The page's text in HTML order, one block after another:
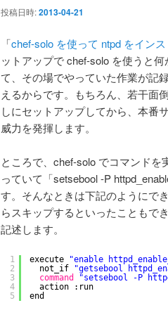
投稿日時:2013-04-21
「chef-solo を使って ntpd をイン
ットアップで chef-solo を使うと
て、その場でやっていた作業が記
えるからです。もちろん、若干面
しにセットアップしてから、本番
威力を発揮します。
ところで、chef-solo でコマンド
っていて「setsebool -P
す。そんなときは下記のようにで
らスキップするといったこともで
記述します。
1
2
3
4
5
execute "enable
not_if
"getsebool
command
"setsebool -P
action :run
end